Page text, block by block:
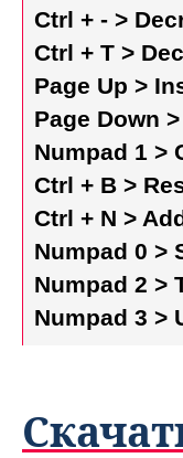
Ctrl + - >
Ctrl + T >
Page Up >
Page Down
Numpad 1 >
Ctrl + B >
Ctrl + N >
Numpad 0 >
Numpad 2 >
Numpad 3 >